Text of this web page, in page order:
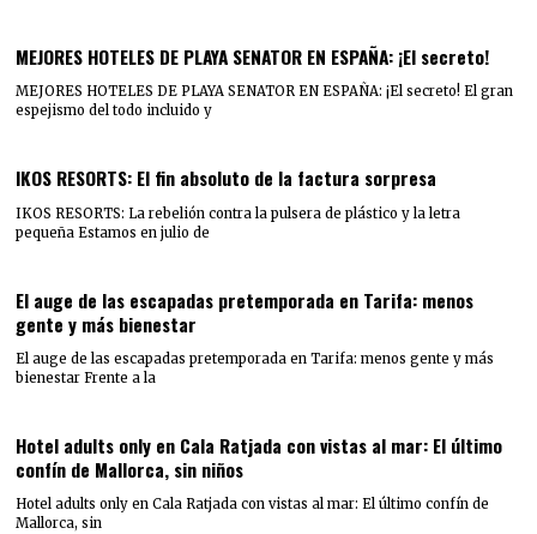
MEJORES HOTELES DE PLAYA SENATOR EN ESPAÑA: ¡El secreto!
MEJORES HOTELES DE PLAYA SENATOR EN ESPAÑA: ¡El secreto! El gran
espejismo del todo incluido y
IKOS RESORTS: El fin absoluto de la factura sorpresa
IKOS RESORTS: La rebelión contra la pulsera de plástico y la letra
pequeña Estamos en julio de
El auge de las escapadas pretemporada en Tarifa: menos
gente y más bienestar
El auge de las escapadas pretemporada en Tarifa: menos gente y más
bienestar Frente a la
Hotel adults only en Cala Ratjada con vistas al mar: El último
confín de Mallorca, sin niños
Hotel adults only en Cala Ratjada con vistas al mar: El último confín de
Mallorca, sin